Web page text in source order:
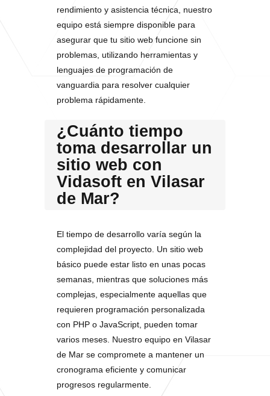
rendimiento y asistencia técnica, nuestro
equipo está siempre disponible para
asegurar que tu sitio web funcione sin
problemas, utilizando herramientas y
lenguajes de programación de
vanguardia para resolver cualquier
problema rápidamente.
¿Cuánto tiempo
toma desarrollar un
sitio web con
Vidasoft en Vilasar
de Mar?
El tiempo de desarrollo varía según la
complejidad del proyecto. Un sitio web
básico puede estar listo en unas pocas
semanas, mientras que soluciones más
complejas, especialmente aquellas que
requieren programación personalizada
con PHP o JavaScript, pueden tomar
varios meses. Nuestro equipo en Vilasar
de Mar se compromete a mantener un
cronograma eficiente y comunicar
progresos regularmente.